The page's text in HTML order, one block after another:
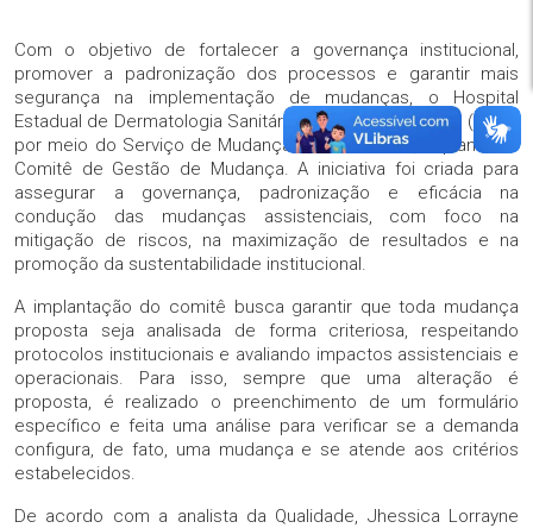
Com o objetivo de fortalecer a governança institucional,
promover a padronização dos processos e garantir mais
segurança na implementação de mudanças, o Hospital
Estadual de Dermatologia Sanitária Colônia Santa Marta (HDS),
por meio do Serviço de Mudanças Assistenciais, implantou o
Comitê de Gestão de Mudança. A iniciativa foi criada para
assegurar a governança, padronização e eficácia na
condução das mudanças assistenciais, com foco na
mitigação de riscos, na maximização de resultados e na
promoção da sustentabilidade institucional.
A implantação do comitê busca garantir que toda mudança
proposta seja analisada de forma criteriosa, respeitando
protocolos institucionais e avaliando impactos assistenciais e
operacionais. Para isso, sempre que uma alteração é
proposta, é realizado o preenchimento de um formulário
específico e feita uma análise para verificar se a demanda
configura, de fato, uma mudança e se atende aos critérios
estabelecidos.
De acordo com a analista da Qualidade, Jhessica Lorrayne